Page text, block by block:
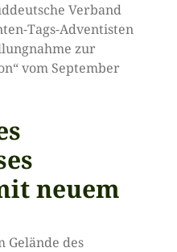
Verband
Tags-Adventisten
zur
vom September
neuem
Gelände des